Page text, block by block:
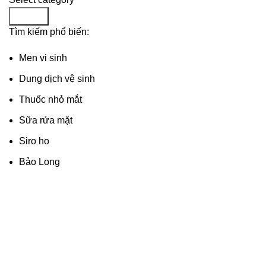
Tìm kiếm phổ biến:
Men vi sinh
Dung dịch vệ sinh
Thuốc nhỏ mắt
Sữa rửa mặt
Siro ho
Bảo Long